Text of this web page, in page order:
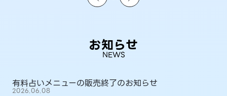
お知らせ
NEWS
有料占いメニューの販売終了のお知らせ
2026.06.08